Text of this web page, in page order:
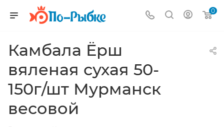
0
Камбала Ёрш
вяленая сухая 50-
150г/шт Мурманск
весовой